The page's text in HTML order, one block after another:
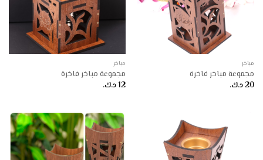
مباخر
مجموعة مباخر فاخرة
20د.ك.
مباخر
مجموعة مباخر فاخرة
12د.ك.